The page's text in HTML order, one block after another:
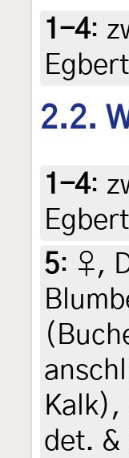
1-4:
2.2.
1-4:
5: ♀,
Kalk),
det. &